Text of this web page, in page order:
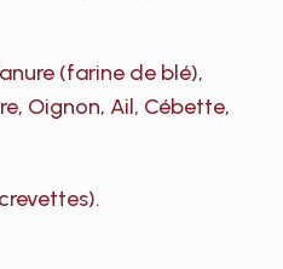
(farine de blé),
Oignon, Ail, Cébette,